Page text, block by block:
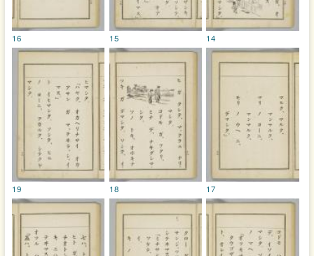
14
15
16
17
18
19